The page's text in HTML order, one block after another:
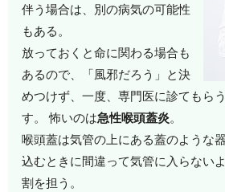
伴う場合は、別の病気の可能性
もある。
放っておくと命に関わる場合も
あるので、「風邪だろう」と決
めつけず、一度、専門医に診てもら
す。 怖いのは急性喉頭蓋炎。
喉頭蓋は気管の上にある蓋のような
込むときに間違って気管に入らない
割を担う。